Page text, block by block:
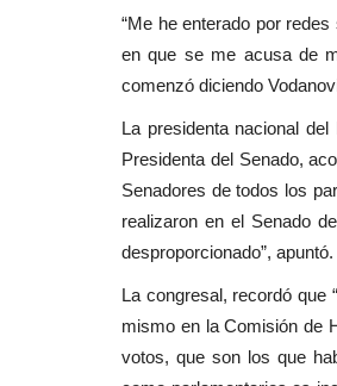
“Me he enterado por
en que se me acusa de
comenzó diciendo
La presidenta nacional
Presidenta del Senado,
Senadores de todos los
realizaron en el Senado
desproporcionado”, apuntó.
La congresal, recordó que
mismo en la Comisión de
votos, que son los que
(VIDEO) Los
Orquesta
Editora Junio 11, 2026
partido que